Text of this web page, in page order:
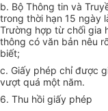
b. Bộ Thông tin và
trong thời hạn 15 ngày
Trường hợp từ chối gia
thông có văn bản nêu
biết;
c. Giấy phép chỉ được
vượt quá một năm.
6. Thu hồi giấy phép